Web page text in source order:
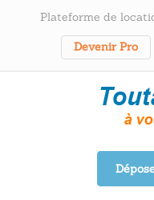
Plateforme de
Devenir Pro